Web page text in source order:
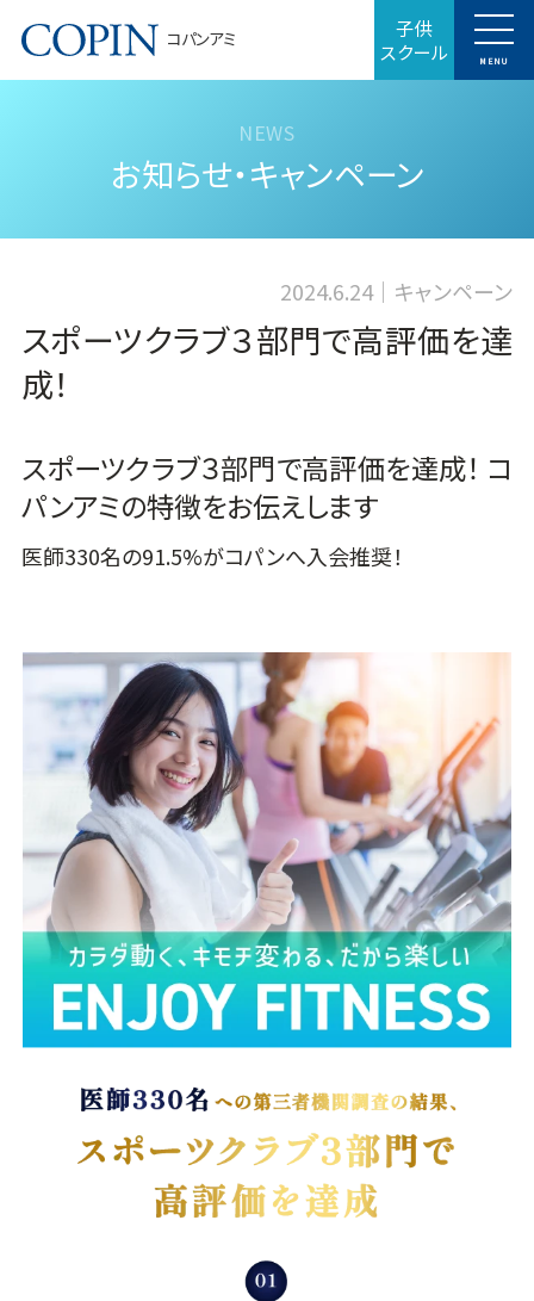
コパンアミ 子供
スクール MENU
お知らせ・キャンペーン
スポーツクラブ３部門で高評価を達
成！
2024.6.24 キャンペーン
スポーツクラブ３部門で高評価を達成！ コ
パンアミの特徴をお伝えします
医師330名の91.5%がコパンへ入会推奨！